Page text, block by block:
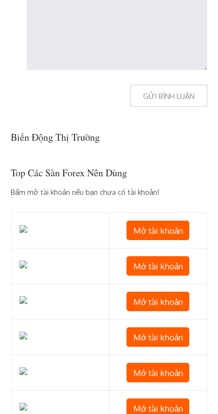
Biến Động Thị Trường
Top Các Sàn Forex Nên Dùng
Bấm mở tài khoản nếu bạn chưa có tài khoản!
Mở tài khoản
Mở tài khoản
Mở tài khoản
Mở tài khoản
Mở tài khoản
Mở tài khoản